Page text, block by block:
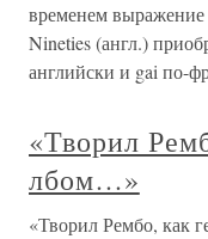
временем выражение
Nineties (англ.)
английски и gai по-
«Творил
лбом…»
«Творил Рембо, как